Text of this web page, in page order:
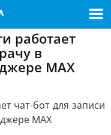
работает
в
MAX
чат-бот для записи
MAX